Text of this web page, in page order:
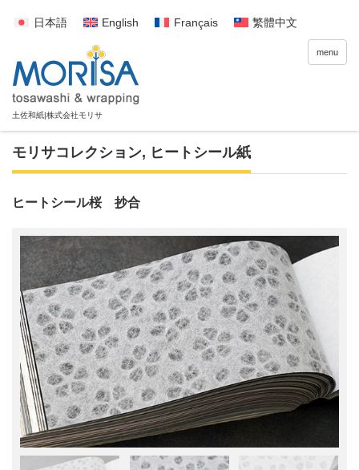
日本語 English Français 繁體中文
menu
モリサコレクション, ヒートシール紙
ヒートシール桜 抄合